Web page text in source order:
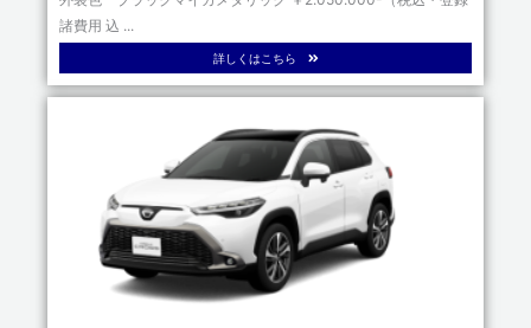
諸費用 込 ...
詳しくはこちら